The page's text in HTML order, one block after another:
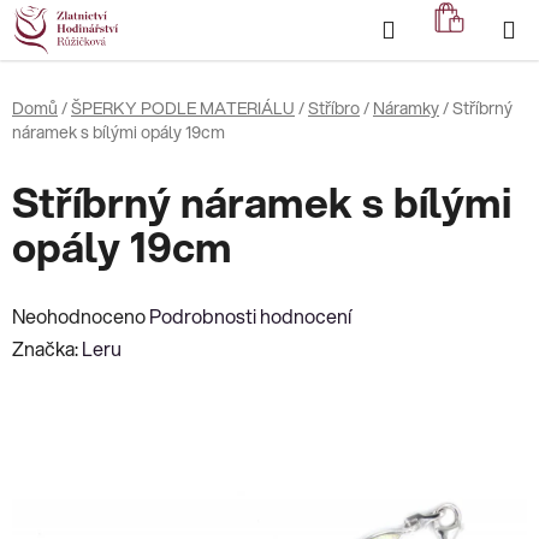
Přejít
na
obsah
Hledat
KOŠÍK
Domů /ŠPERKY PODLE MATERIÁLU /Stříbro/ Náramky/Stříbrný
náramek s bílými opály 19cm
Stříbrný náramek s bílými
opály 19cm
Průměrné
hodnocení
NeohodnocenoPodrobnosti hodnocení
Značka:Leru